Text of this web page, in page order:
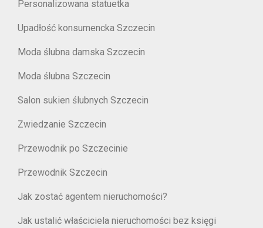
Personalizowana statuetka
Upadłość konsumencka Szczecin
Moda ślubna damska Szczecin
Moda ślubna Szczecin
Salon sukien ślubnych Szczecin
Zwiedzanie Szczecin
Przewodnik po Szczecinie
Przewodnik Szczecin
Jak zostać agentem nieruchomości?
Jak ustalić właściciela nieruchomości bez księgi